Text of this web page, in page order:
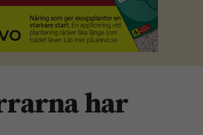
har